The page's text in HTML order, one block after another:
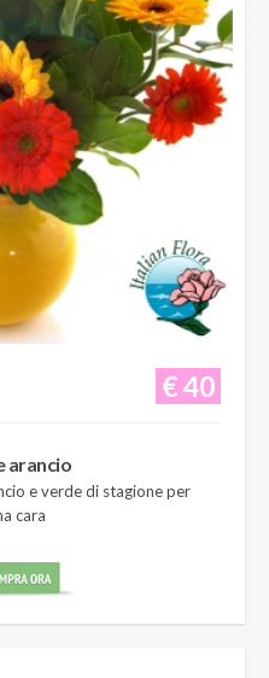
€ 40
arancio
e verde di stagione per
cara